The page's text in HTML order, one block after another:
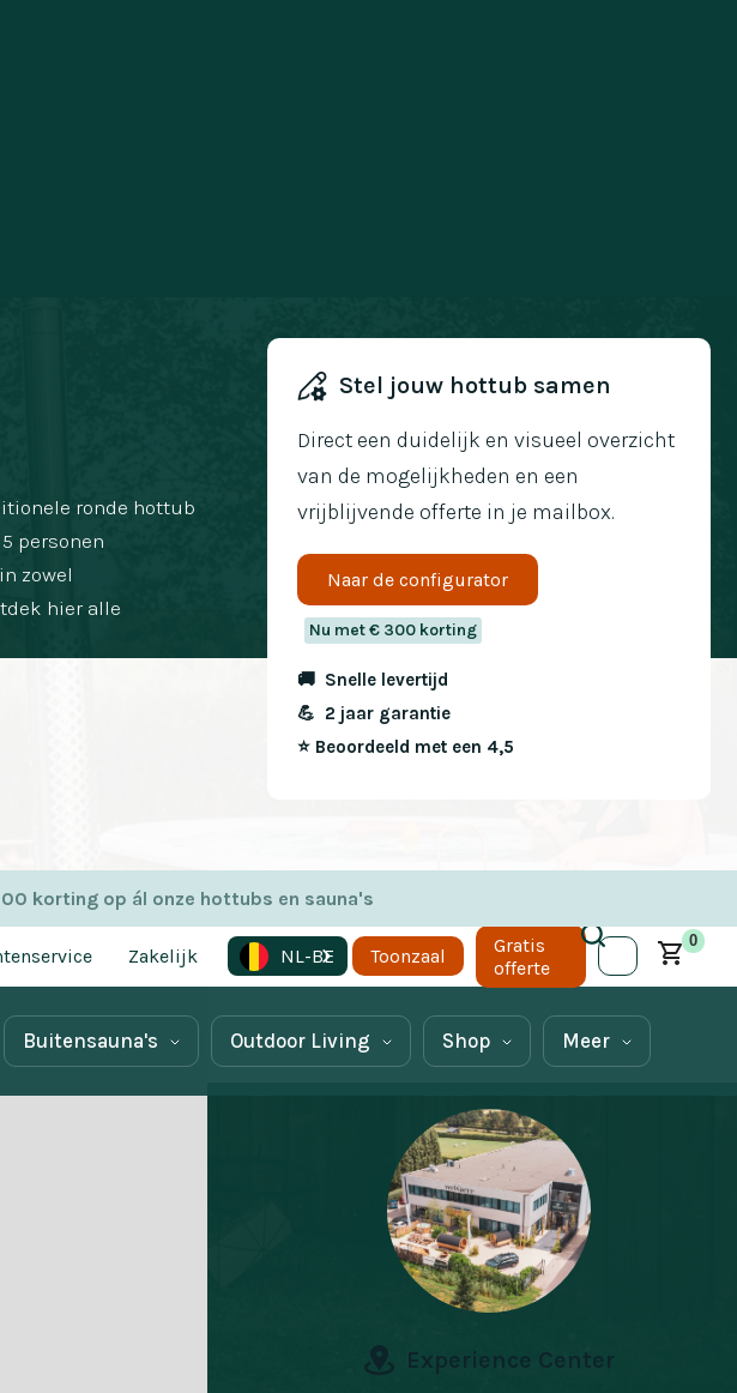
korting op ál onze hottubs en sauna's
Zakelijk NL-BE Toonzaal
Gratis
offerte
0
Buitensauna's Outdoor Living Shop Meer
ronde hottub
personen
zowel
hier alle
Stel jouw hottub samen
Direct een duidelijk en visueel overzicht
van de mogelijkheden en een
vrijblijvende offerte in je mailbox.
Naar de configurator
Nu met € 300 korting
🚚 Snelle levertijd
💪 2 jaar garantie
⭐️ Beoordeeld met een 4,5
Experience Center